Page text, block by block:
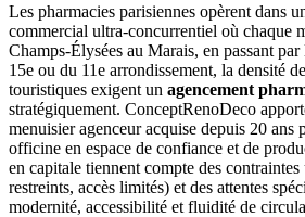
Les pharmacies parisiennes opèrent dans
commercial ultra-concurrentiel où chaque
Champs-Élysées au Marais, en passant
15e ou du 11e arrondissement, la densité
touristiques exigent un agencement
stratégiquement. ConceptRenoDeco
menuisier agenceur acquise depuis 20 ans
officine en espace de confiance et de
en capitale tiennent compte des contraintes
restreints, accès limités) et des attentes
modernité, accessibilité et fluidité de